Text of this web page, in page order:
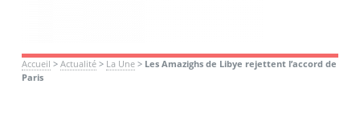
Accueil > Actualité> La Une> Les Amazighs de Libye rejettent l’accord de
Paris